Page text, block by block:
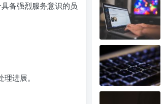
备强烈服务意识的员
进展。